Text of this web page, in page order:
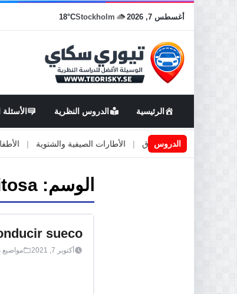
أغسطس 7, 2026 Stockholm
18°C
الرئيسية الدروس النظرية
الدروس
اعمال او صيانة الطرق الأطارات الصيفية والشتوية | الأطفال
الوسم: !
sueco
أكتوبر 7, 2021 مواضيع